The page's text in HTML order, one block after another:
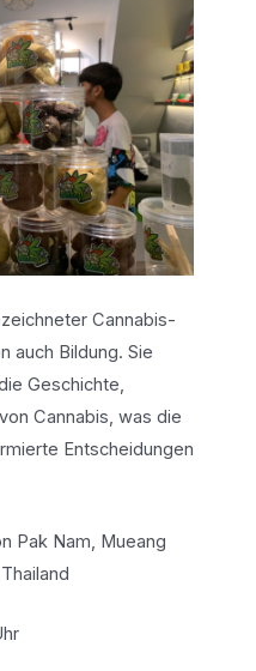
Cannabis-
auch Bildung. Sie
Geschichte,
Cannabis, was die
Entscheidungen
Pak Nam, Mueang